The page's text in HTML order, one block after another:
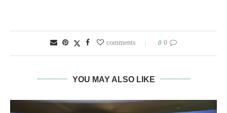
0 comments
0
YOU MAY ALSO LIKE